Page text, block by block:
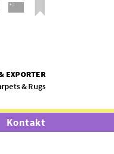
EXPORTER
& Rugs
Kontakt